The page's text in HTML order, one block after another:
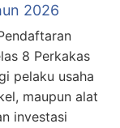
2026
8 Perkakas
pelaku usaha
maupun alat
investasi